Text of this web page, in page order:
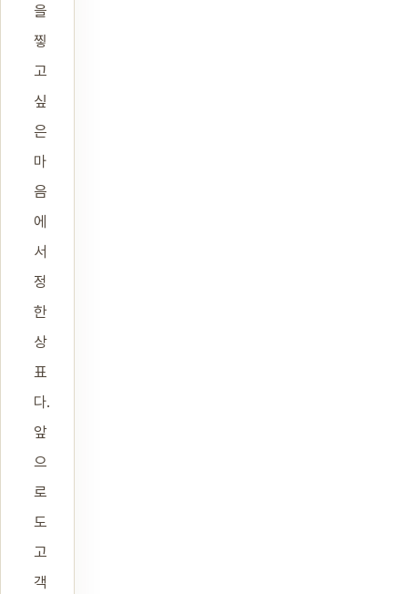
을
찧
고
싶
은
마
음
에
서
정
한
상
표
다.
앞
으
로
도
고
객